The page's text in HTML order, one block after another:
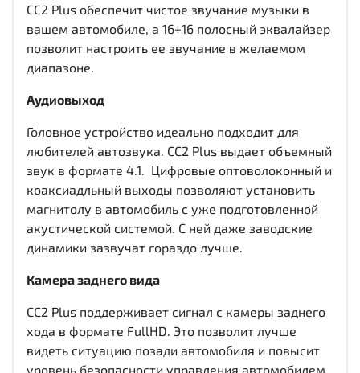
CC2 Plus обеспечит чистое звучание музыки в
вашем автомобиле, а 16+16 полосный эквалайзер
позволит настроить ее звучание в желаемом
диапазоне.
Аудиовыход
Головное устройство идеально подходит для
любителей автозвука. CC2 Plus выдает объемный
звук в формате 4.1. Цифровые оптоволоконный и
коаксиадльный выходы позволяют установить
магнитолу в автомобиль с уже подготовленной
акустической системой. С ней даже заводские
динамики зазвучат гораздо лучше.
Камера заднего вида
CC2 Plus поддерживает сигнал с камеры заднего
хода в формате FullHD. Это позволит лучше
видеть ситуацию позади автомобиля и повысит
уровень безопасности управления автомобилем.